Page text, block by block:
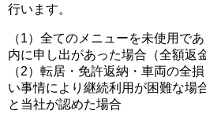
行います。
（1）全てのメニューを未使用で
内に申し出があった場合（全額返金
（2）転居・免許返納・車両の全
い事情により継続利用が困難な場
と当社が認めた場合